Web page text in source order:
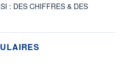
: DES CHIFFRES & DES